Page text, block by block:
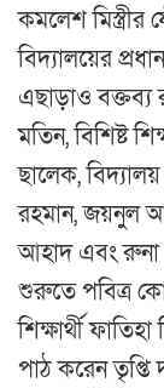
কমলেশ মিস্ত্রীর
বিদ্যালয়ের
এছাড়াও বক্তব্য
মতিন, বিশিষ্ট
ছালেক,
রহমান, জয়নুল
আহাদ এবং রুনা
শুরুতে পবিত্র
শিক্ষার্থী
পাঠ করেন তৃপ্তি